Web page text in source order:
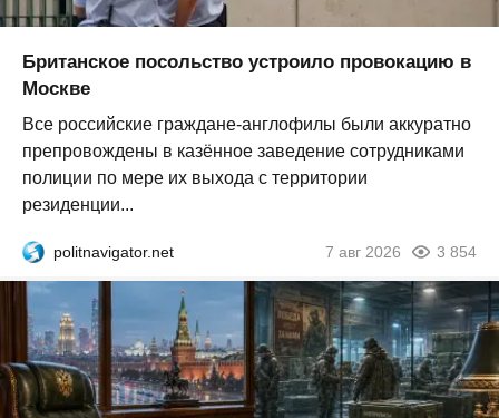
Британское посольство устроило провокацию в
Москве
Все российские граждане-англофилы были аккуратно
препровождены в казённое заведение сотрудниками
полиции по мере их выхода с территории
резиденции...
politnavigator.net 7 авг 2026 3 854